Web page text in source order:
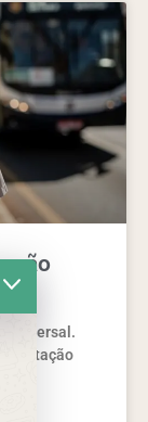
Universal.